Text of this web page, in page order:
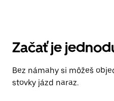
Začať je
Bez námahy si môžeš
stovky jázd naraz.